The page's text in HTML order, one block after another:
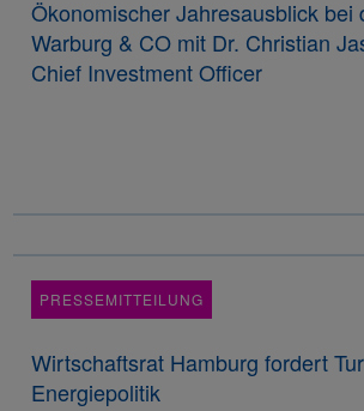
Ökonomischer Jahresausblick bei
Warburg & CO mit Dr. Christian
Chief Investment Officer
PRESSEMITTEILUNG
Wirtschaftsrat Hamburg fordert
Energiepolitik